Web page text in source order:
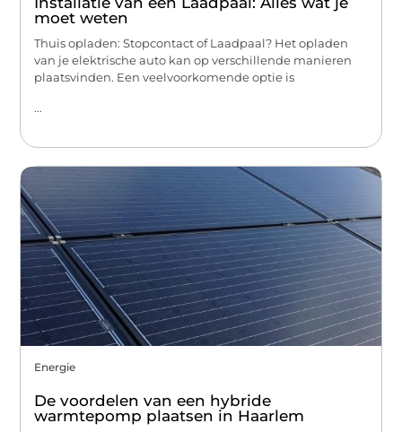
moet weten
Thuis opladen: Stopcontact of Laadpaal? Het opladen
van je elektrische auto kan op verschillende manieren
plaatsvinden. Een veelvoorkomende optie is
...
Energie
De voordelen van een hybride
warmtepomp plaatsen in Haarlem